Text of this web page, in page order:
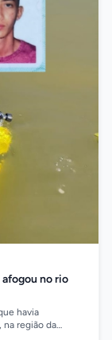
no rio
havia
na região da